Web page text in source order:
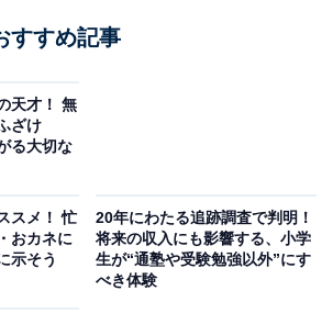
近くに感じながら働けることには、
ら子どもの世話をしながら仕事がで
保育園に預けにくいともいわれてい
ンセンスです。たとえ自宅でできる
ても、近くに幼い子どもがいたら、ま
すすめ記事
天才！ 無
ざけ
る大切な
スメ！ 忙
おカネに
示そう
20年にわたる追跡調査で判明！
将来の収入にも影響する、小学
生が“通塾や受験勉強以外”にす
べき体験